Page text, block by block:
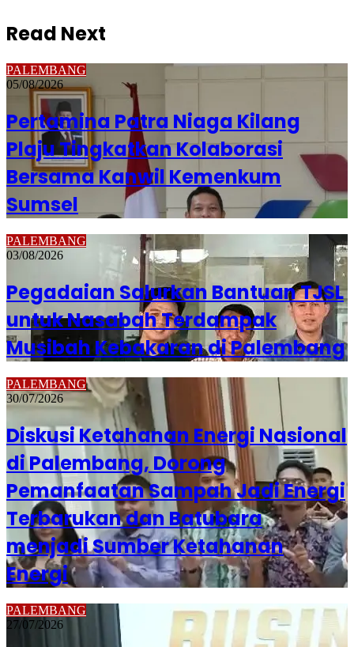
Read Next
PALEMBANG
05/08/2026
Pertamina Patra Niaga Kilang
Plaju Tingkatkan Kolaborasi
Bersama Kanwil Kemenkum
Sumsel
PALEMBANG
03/08/2026
Pegadaian Salurkan Bantuan TJSL
untuk Nasabah Terdampak
Musibah Kebakaran di Palembang
PALEMBANG
30/07/2026
Diskusi Ketahanan Energi Nasional
di Palembang, Dorong
Pemanfaatan Sampah Jadi Energi
Terbarukan dan Batubara
menjadi Sumber Ketahanan
Energi
PALEMBANG
27/07/2026